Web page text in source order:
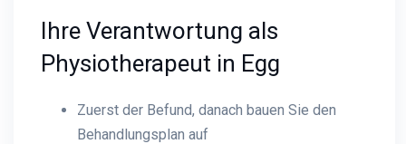
Ihre Verantwortung als
Physiotherapeut in Egg
Zuerst der Befund, danach bauen Sie den
Behandlungsplan auf